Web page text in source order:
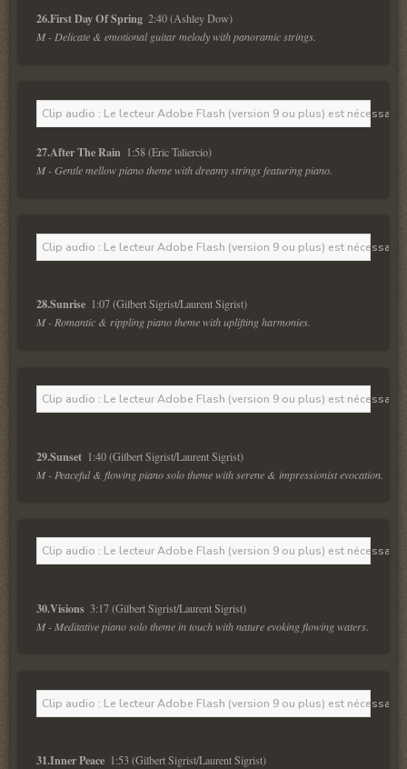
26.First Day Of Spring
2:40 (Ashley Dow)
M - Delicate & emotional guitar melody with panoramic strings.
Clip audio : Le lecteur Adobe Flash (version 9 ou plus) est
27.After The Rain
1:58 (Eric Taliercio)
M - Gentle mellow piano theme with dreamy strings featuring piano.
Clip audio : Le lecteur Adobe Flash (version 9 ou plus) est
28.Sunrise
1:07 (Gilbert Sigrist/Laurent Sigrist)
M - Romantic & rippling piano theme with uplifting harmonies.
Clip audio : Le lecteur Adobe Flash (version 9 ou plus) est
29.Sunset
1:40 (Gilbert Sigrist/Laurent Sigrist)
M - Peaceful & flowing piano solo theme with serene & impressionist evocation.
Clip audio : Le lecteur Adobe Flash (version 9 ou plus) est
30.Visions
3:17 (Gilbert Sigrist/Laurent Sigrist)
M - Meditative piano solo theme in touch with nature evoking flowing waters.
Clip audio : Le lecteur Adobe Flash (version 9 ou plus) est
31.Inner Peace
1:53 (Gilbert Sigrist/Laurent Sigrist)